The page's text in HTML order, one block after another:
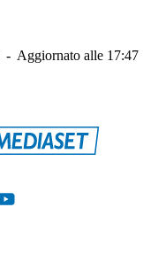
- Aggiornato alle 17:47